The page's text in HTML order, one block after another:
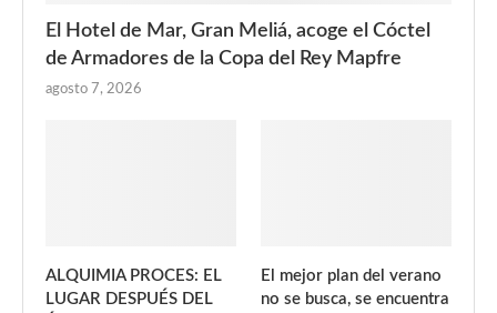
El Hotel de Mar, Gran Meliá, acoge el Cóctel
de Armadores de la Copa del Rey Mapfre
agosto 7, 2026
ALQUIMIA PROCES: EL
LUGAR DESPUÉS DEL
El mejor plan del verano
no se busca, se encuentra